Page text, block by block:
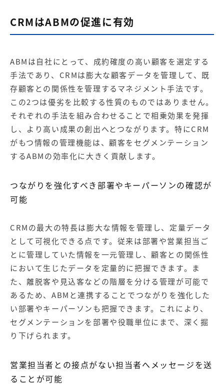
CRMはABMの促進に有効
ABMは自社にとって、成約確度の高い顧客を選定する
手法であり、CRMは膨大な顧客データを管理して、既
存顧客との関係性を管理するマネジメント手法です。
この2つは優劣を比較する性質のものではありません。
それぞれの手法を組み合わせることで相乗効果を発揮
し、より高い成果の創出へとつながります。特にCRM
がもつ情報の管理機能は、顧客をセグメンテーション
するABMの効率化に大きく貢献します。
つながりを強化すべき部署やキーパーソンの確認が
可能
CRMの最大の特長は膨大な情報を管理し、定量データ
として可視化できる点です。従来は部署や営業担当ご
とに管理していた情報を一元管理し、顧客との関係性
において生じたデータを定量的に把握できます。ま
た、離脱客や見込客などの階層を分ける管理が可能で
あるため、ABMと連携することでつながりを強化した
い部署やキーパーソンも把握できます。これにより、
セグメンテーションを部署や役職単位にまで、深く掘
り下げられます。
営業担当者との接点がない担当者へメッセージを送
ることが可能